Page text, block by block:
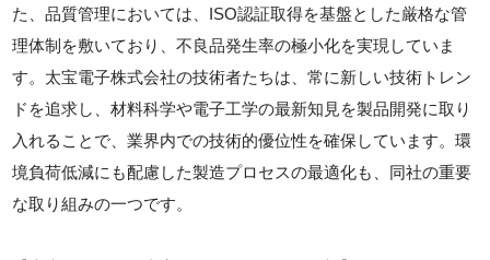
た、品質管理においては、ISO認証取得を基盤とした厳格な管
理体制を敷いており、不良品発生率の極小化を実現していま
す。太宝電子株式会社の技術者たちは、常に新しい技術トレン
ドを追求し、材料科学や電子工学の最新知見を製品開発に取り
入れることで、業界内での技術的優位性を確保しています。環
境負荷低減にも配慮した製造プロセスの最適化も、同社の重要
な取り組みの一つです。